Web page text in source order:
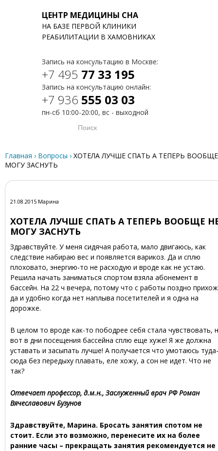
ЦЕНТР МЕДИЦИНЫ СНА
НА БАЗЕ ПЕРВОЙ КЛИНИКИ
РЕАБИЛИТАЦИИ В ХАМОВНИКАХ
Запись на консультацию в Москве:
+7 495 77 33 195
Запись на консультацию онлайн:
+7 936 555 03 03
пн-сб 10:00-20:00, вс - выходной
Главная › Вопросы › ХОТЕЛА ЛУЧШЕ СПАТЬ А ТЕПЕРЬ
МОГУ ЗАСНУТЬ
21.08.2015 Марина
ХОТЕЛА ЛУЧШЕ СПАТЬ А ТЕПЕРЬ ВООБЩЕ
МОГУ ЗАСНУТЬ
Здравствуйте. У меня сидячая работа, мало двигаюсь, как
следствие набираю вес и появляется варикоз. Да и сплю
плоховато, энергию-то не расходую и вроде как не устаю.
Решила начать заниматься спортом взяла абонемент в
бассейн. На 22 ч вечера, потому что с работы поздно
да и удобно когда нет наплыва посетителей и я одна на
дорожке.
В целом то вроде как-то пободрее себя стала чувствовать,
вот в дни посещения бассейна сплю еще хуже! Я же должна
уставать и засыпать лучше! А получается что умотаюсь туда-
сюда без передыху плавать, еле хожу, а сон не идет. Что не
так?
Отвечает профессор, д.м.н., Заслуженный врач РФ Роман
Вячеславович Бузунов
Здравствуйте, Марина. Бросать занятия спотом не
стоит. Если это возможно, перенесите их на более
ранние часы – прекращать занятия рекомендуется не